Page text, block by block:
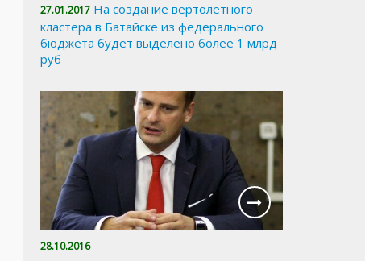
27.01.2017 На создание вертолетного
кластера в Батайске из федерального
бюджета будет выделено более 1 млрд
руб
28.10.2016